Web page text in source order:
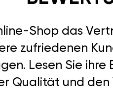
Shop das
zufriedenen
Lesen Sie
Qualität und den